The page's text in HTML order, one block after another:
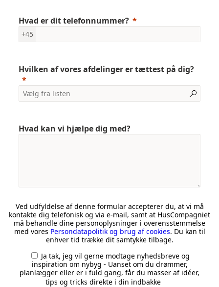
Hvad er dit telefonnummer?
+45
Hvilken af vores afdelinger er tættest på dig?
Hvad kan vi hjælpe dig med?
Ved udfyldelse af denne formular accepterer du, at vi må
kontakte dig telefonisk og via e-mail, samt at HusCompagniet
må behandle dine personoplysninger i overensstemmelse
med vores Persondatapolitik og brug af cookies. Du kan til
enhver tid trække dit samtykke tilbage.
Ja tak, jeg vil gerne modtage nyhedsbreve og
inspiration om nybyg - Uanset om du drømmer,
planlægger eller er i fuld gang, får du masser af idéer,
tips og tricks direkte i din indbakke